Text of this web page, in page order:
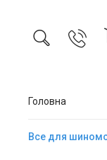
Головна
Все для